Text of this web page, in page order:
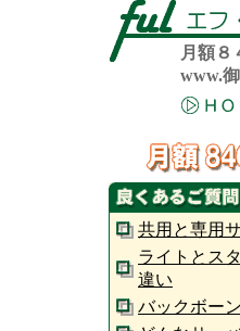
月額８
www.
共用と専用
ライトとス
違い
バックボー